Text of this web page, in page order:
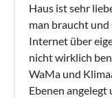
Haus ist sehr
man braucht und
Internet über
nicht wirklich
WaMa und
Ebenen angelegt